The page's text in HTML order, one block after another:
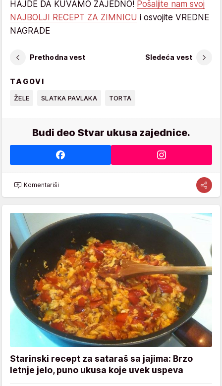
HAJDE DA KUVAMO ZAJEDNO! Pošaljite nam svoj
NAJBOLJI RECEPT ZA ZIMNICU i osvojite VREDNE
NAGRADE
Prethodna vest Sledeća vest
TAGOVI
ŽELE SLATKA PAVLAKA TORTA
Budi deo Stvar ukusa zajednice.
Komentariši
Starinski recept za sataraš sa jajima: Brzo
letnje jelo, puno ukusa koje uvek uspeva